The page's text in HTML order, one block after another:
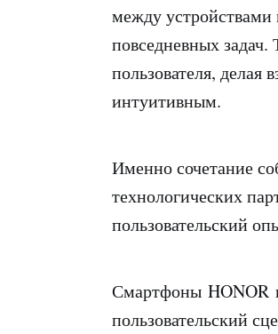
между
повседневных задач.
пользователя, делая
интуитивным.
Именно сочетание
технологических
пользовательский
Смартфоны HONOR
пользовательский